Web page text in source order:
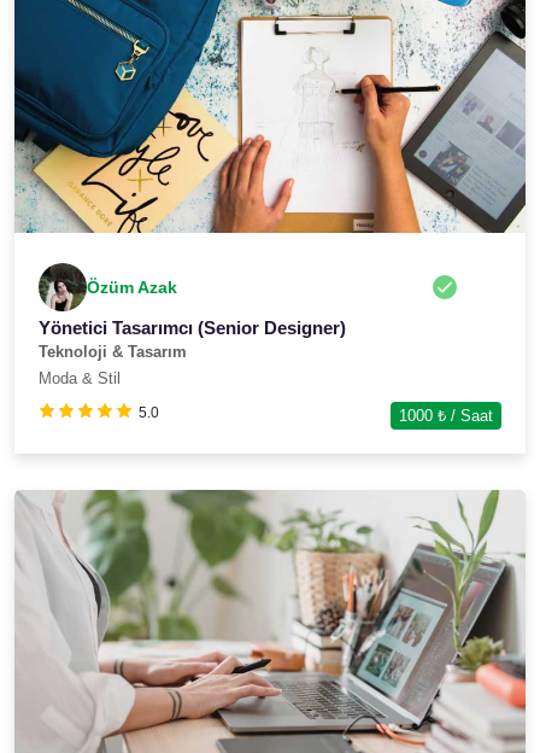
Özüm Azak
Yönetici Tasarımcı (Senior Designer)
Teknoloji & Tasarım
Moda & Stil
5.0 1000 ₺ / Saat